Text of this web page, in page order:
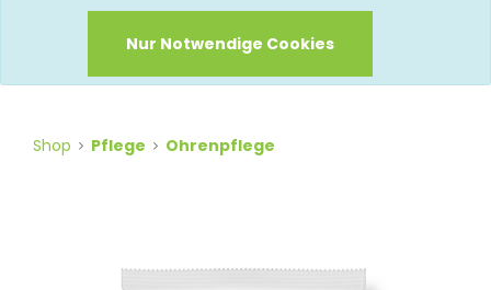
Nur Notwendige Cookies
Shop Pflege Ohrenpflege